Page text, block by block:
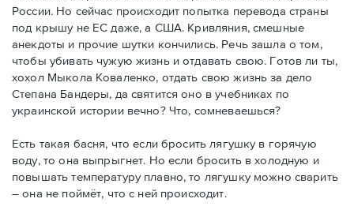
России. Но сейчас происходит попытка перевода страны
под крышу не ЕС даже, а США. Кривляния, смешные
анекдоты и прочие шутки кончились. Речь зашла о том,
чтобы убивать чужую жизнь и отдавать свою. Готов ли ты,
хохол Мыкола Коваленко, отдать свою жизнь за дело
Степана Бандеры, да святится оно в учебниках по
украинской истории вечно? Что, сомневаешься?
Есть такая басня, что если бросить лягушку в горячую
воду, то она выпрыгнет. Но если бросить в холодную и
повышать температуру плавно, то лягушку можно сварить
– она не поймёт, что с ней происходит.